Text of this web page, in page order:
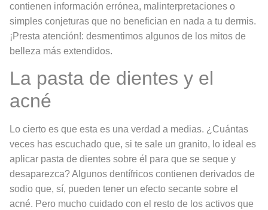
contienen información errónea, malinterpretaciones o
simples conjeturas que no benefician en nada a tu dermis.
¡Presta atención!: desmentimos algunos de los mitos de
belleza más extendidos.
La pasta de dientes y el
acné
Lo cierto es que esta es una verdad a medias. ¿Cuántas
veces has escuchado que, si te sale un granito, lo ideal es
aplicar pasta de dientes sobre él para que se seque y
desaparezca? Algunos dentífricos contienen derivados de
sodio que, sí, pueden tener un efecto secante sobre el
acné. Pero mucho cuidado con el resto de los activos que